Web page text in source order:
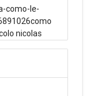
como-le-
nicolas